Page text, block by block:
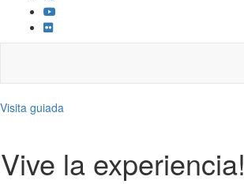
Visita guiada
Vive la experiencia!